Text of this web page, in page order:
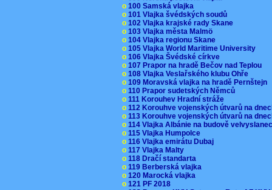
o 100 Samská vlajka
o 101 Vlajka švédských soudů
o 102 Vlajka krajské rady Skane
o 103 Vlajka města Malmö
o 104 Vlajka regionu Skane
o 105 Vlajka World Maritime University
o 106 Vlajka Švédské církve
o 107 Prapor na hradě Bečov nad Teplou
o 108 Vlajka Veslařského klubu Ohře
o 109 Moravská vlajka na hradě Pernštejn
o 110 Prapor sudetských Němců
o 111 Korouhev Hradní stráže
o 112 Korouhve vojenských útvarů na
o 113 Korouhve vojenských útvarů na
o 114 Vlajka Albánie na budově
o 115 Vlajka Humpolce
o 116 Vlajka emirátu Dubaj
o 117 Vlajka Malty
o 118 Dračí standarta
o 119 Berberská vlajka
o 120 Marocká vlajka
o 121 PF 2018